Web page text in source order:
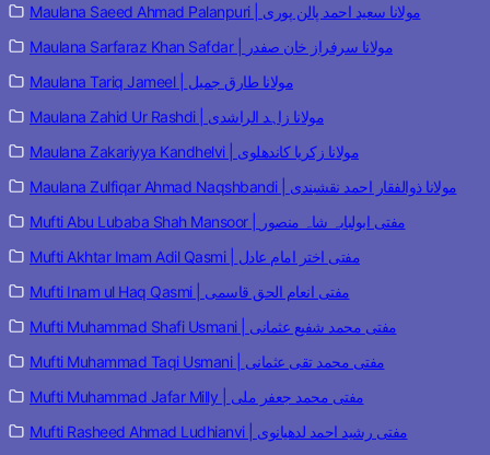
Maulana Saeed Ahmad Palanpuri | مولانا سعید احمد پالن پوری
Maulana Sarfaraz Khan Safdar | مولانا سرفراز خان صفدر
Maulana Tariq Jameel | مولانا طارق جمیل
Maulana Zahid Ur Rashdi | مولانا زاہد الراشدی
Maulana Zakariyya Kandhelvi | مولانا زکریا کاندھلوی
Maulana Zulfiqar Ahmad Naqshbandi | مولانا ذوالفقار احمد نقشبندی
Mufti Abu Lubaba Shah Mansoor | مفتی ابولبابہ شاہ منصور
Mufti Akhtar Imam Adil Qasmi | مفتی اختر امام عادل
Mufti Inam ul Haq Qasmi | مفتی انعام الحق قاسمی
Mufti Muhammad Shafi Usmani | مفتی محمد شفیع عثمانی
Mufti Muhammad Taqi Usmani | مفتی محمد تقی عثمانی
Mufti Muhammad Jafar Milly | مفتی محمد جعفر ملی
Mufti Rasheed Ahmad Ludhianvi | مفتی رشید احمد لدھیانوی